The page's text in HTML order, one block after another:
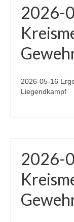
2026-
2026-05-16
Liegendkampf
2026-